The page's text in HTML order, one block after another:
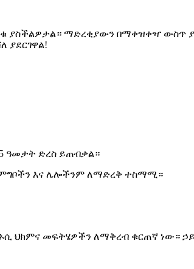
ማድረቂያውን በማቀዝቀዣ ውስጥ
ያደርገዋል!
ዓመታት ድረስ ይጠብቃል።
ምግቦችን እና ሌሎችንም ለማድረቅ ተስማሚ።
ህክምና መፍትሄዎችን ለማቅረብ ቁርጠኛ